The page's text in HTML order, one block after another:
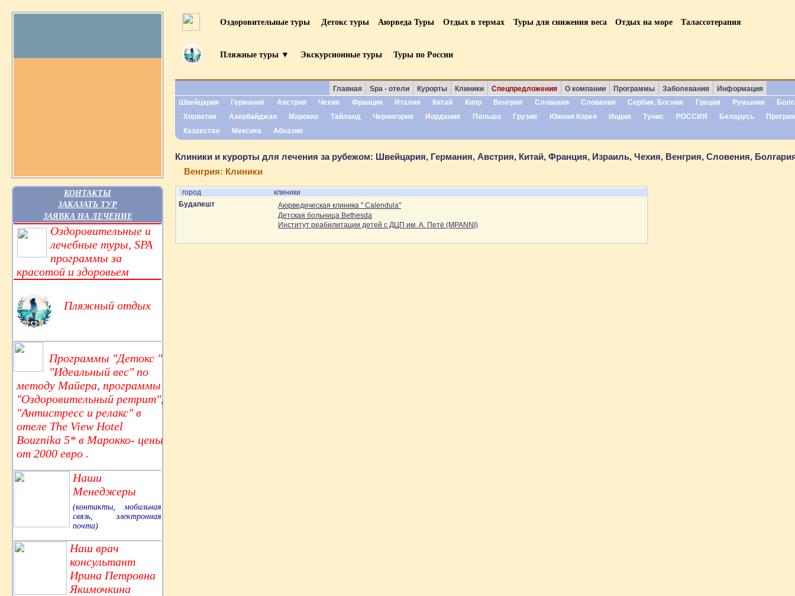
КОНТАКТЫ
ЗАКАЗАТЬ ТУР
ЗАЯВКА НА ЛЕЧЕНИЕ
Оздоровительные и
лечебные туры, SPA
программы за
красотой и здоровьем
Пляжный отдых
Программы "Детокс "
"Идеальный вес" по
методу Майера, программы
"Оздоровительный ретрит",
"Антистресс и релакс" в
отеле The View Hotel
Bouznika 5* в Марокко- цены
от 2000 евро .
Наши
Менеджеры
(контакты, мобильная
связь, электронная
почта)
Наш врач
консультант
Ирина Петровна
Якимочкина
Оздоровительные туры Детокс туры Аюрведа Туры Отдых в термах Туры для снижения веса Отдых на море Талассотерапия
Пляжные туры ▼ Экскурсионные туры Туры по России
Главная Spa - отели Курорты Клиники Спецпредложения О компании Программы Заболевания
Информация
Швейцария
Германия Австрия Чехия Франция Италия Китай Кипр Венгрия Словакия Словения Сербия, Босния Греция Румыния
Хорватия
Азербайджан Марокко Тайланд Черногория Иордания Польша Грузия Южная Корея Индия Тунис РОССИЯ Беларусь
Казахстан
Мексика Абхазия
Клиники и курорты для лечения за рубежом: Швейцария, Германия, Австрия, Китай, Франция, Израиль, Чехия, Венгрия, Словения,
Венгрия: Клиники
город
клиники
Будапешт
Аюрведическая клиника " Calendula"
Детская больница Bethesda
Институт реабилитации детей с ДЦП им. А. Петё (MPANNI)